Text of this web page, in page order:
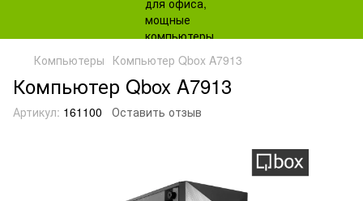
Компьютеры Компьютер Qbox A7913
Компьютер Qbox A7913
Артикул: 161100 Оставить отзыв